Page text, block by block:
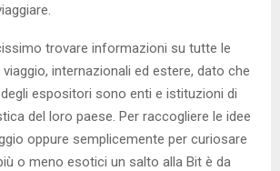
trovare informazioni su tutte le
internazionali ed estere, dato che
espositori sono enti e istituzioni di
del loro paese. Per raccogliere le idee
oppure semplicemente per curiosare
o meno esotici un salto alla Bit è da